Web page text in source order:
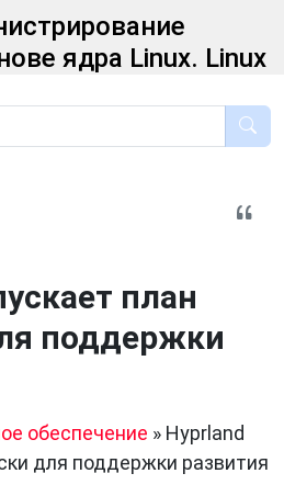
ядра Linux. Linux
план
поддержки
обеспечение » Hyprland
для поддержки развития